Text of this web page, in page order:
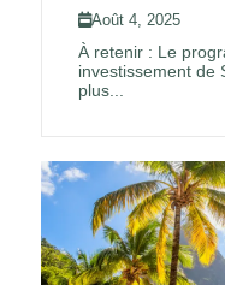
Août 4, 2025
À retenir : Le
investissement de
plus...